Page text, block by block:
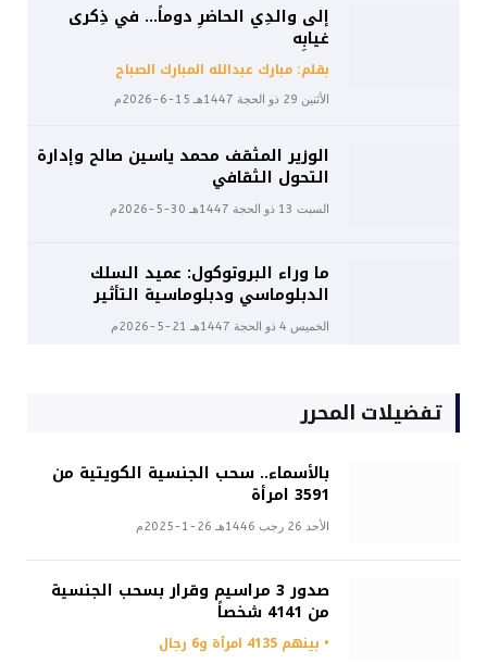
إلى والدِي الحاضرِ دوماً… في ذِكرى
غيابِه
بقلم: مبارك عبدالله المبارك الصباح
الأثنين 29 ذو الحجة 1447هـ 15-6-2026م
الوزير المثقف محمد ياسين صالح وإدارة
التحول الثقافي
السبت 13 ذو الحجة 1447هـ 30-5-2026م
ما وراء البروتوكول: عميد السلك
الدبلوماسي ودبلوماسية التأثير
الخميس 4 ذو الحجة 1447هـ 21-5-2026م
تفضيلات المحرر
بالأسماء.. سحب الجنسية الكويتية من
3591 امرأة
الأحد 26 رجب 1446هـ 26-1-2025م
صدور 3 مراسيم وقرار بسحب الجنسية
من 4141 شخصاً
• بينهم 4135 امرأة و6 رجال